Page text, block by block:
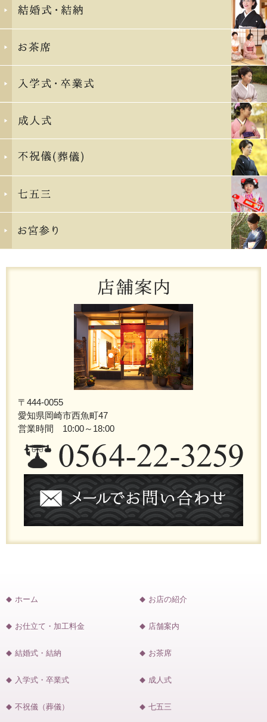
〒444-0055
愛知県岡崎市西魚町47
営業時間 10:00～18:00
ホーム お店の紹介
お仕立て・加工料金 店舗案内
結婚式・結納 お茶席
入学式・卒業式 成人式
不祝儀（葬儀） 七五三